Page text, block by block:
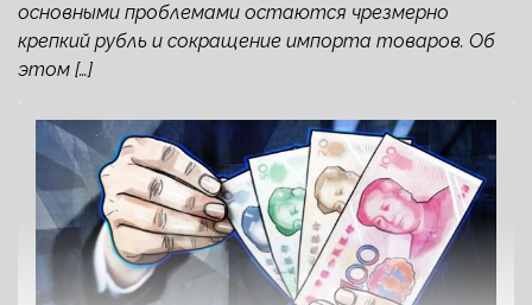
основными проблемами остаются чрезмерно
крепкий рубль и сокращение импорта товаров. Об
этом […]